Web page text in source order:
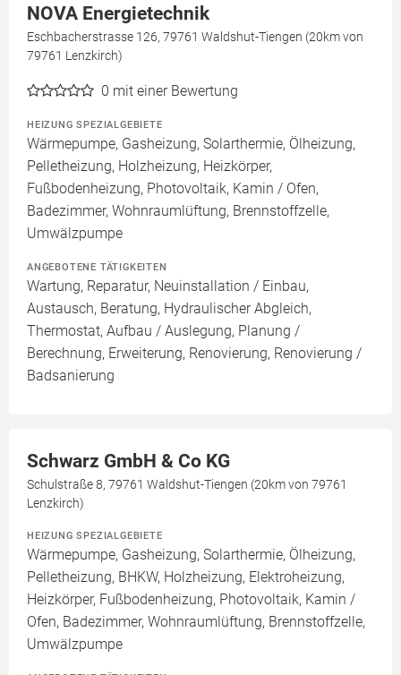
NOVA Energietechnik
Eschbacherstrasse 126, 79761 Waldshut-Tiengen (20km von
79761 Lenzkirch)
0 mit einer Bewertung
HEIZUNG SPEZIALGEBIETE
Wärmepumpe, Gasheizung, Solarthermie, Ölheizung,
Pelletheizung, Holzheizung, Heizkörper,
Fußbodenheizung, Photovoltaik, Kamin / Ofen,
Badezimmer, Wohnraumlüftung, Brennstoffzelle,
Umwälzpumpe
ANGEBOTENE TÄTIGKEITEN
Wartung, Reparatur, Neuinstallation / Einbau,
Austausch, Beratung, Hydraulischer Abgleich,
Thermostat, Aufbau / Auslegung, Planung /
Berechnung, Erweiterung, Renovierung, Renovierung /
Badsanierung
Schwarz GmbH & Co KG
Schulstraße 8, 79761 Waldshut-Tiengen (20km von 79761
Lenzkirch)
HEIZUNG SPEZIALGEBIETE
Wärmepumpe, Gasheizung, Solarthermie, Ölheizung,
Pelletheizung, BHKW, Holzheizung, Elektroheizung,
Heizkörper, Fußbodenheizung, Photovoltaik, Kamin /
Ofen, Badezimmer, Wohnraumlüftung, Brennstoffzelle,
Umwälzpumpe